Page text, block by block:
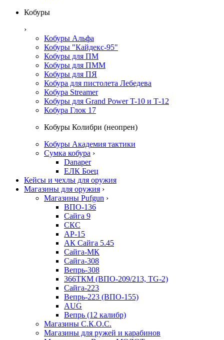
Кобуры
›
Кобуры Альфа
Кобуры "Кайдекс-95"
Кобуры для ПМ
Кобуры для ПММ
Кобуры для ПЯ
Кобура для пистолета Лебедева
Кобура Streamer
Кобуры для Grand Power T-10 и Т-12
Кобура Глок 17
Кобуры Колибри (неопрен)
Кобуры Академия тактики
Сумка кобура ›
Danaper
ЕЛК Боец
Кейсы и чехлы для оружия
Магазины для оружия ›
Магазины Pufgun ›
ВПО-136
Сайга 9
СКС
АР-15
АК Сайга 5.45
Сайга-МК
Сайга-308
Вепрь-308
366ТКМ (ВПО-209/213, TG-2)
Сайга-223
Вепрь-223 (ВПО-155)
AUG
Вепрь (12 калибр)
Магазины С.К.О.С.
Магазины для ружей и карабинов